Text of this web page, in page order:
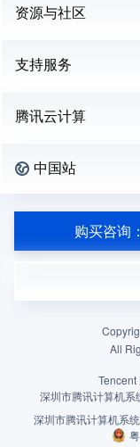
资源与社区
支持服务
腾讯云计算
中国站
购买咨询
All
Tencent
深圳市腾讯计算机系
深圳市腾讯计算机系